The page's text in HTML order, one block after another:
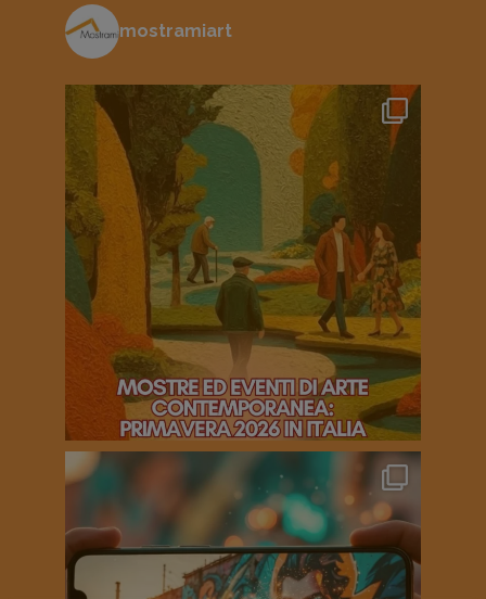
mostramiart